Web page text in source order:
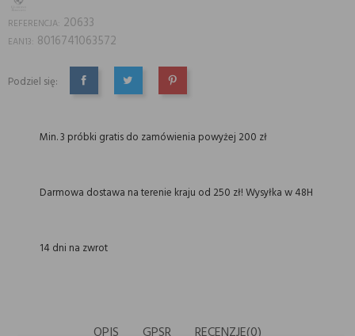
REFERENCJA: 20633
EAN13: 8016741063572
Podziel się:
UDOSTĘPNIJTWEETUJPINTEREST
Min. 3 próbki gratis do zamówienia powyżej 200 zł
Darmowa dostawa na terenie kraju od 250 zł! Wysyłka w 48H
14 dni na zwrot